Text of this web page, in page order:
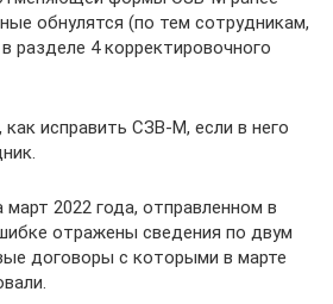
обнулятся (по тем сотрудникам,
разделе 4 корректировочного
исправить СЗВ-М, если в него
2022 года, отправленном в
отражены сведения по двум
договоры с которыми в марте